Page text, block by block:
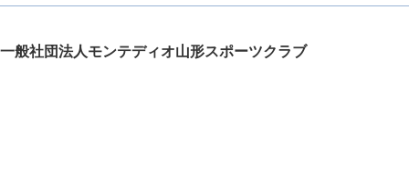
一般社団法人モンテディオ山形スポーツクラブ